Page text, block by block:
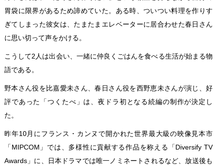
胃袋に限界があるため諦めていた。ある時、ついつい料理を作りす
ぎてしまった彼女は、たまたまエレベーターに居合わせた春日さん
に思い切って声をかける。
こうして2人は出会い、一緒に仲良くごはんを食べる生活が始まる物
語である。
野本さん役を比嘉愛未さん、春日さん役を西野恵未さんが演じ、好
評であった「つくたべ」は、夜ドラ初となる続編の制作が決定し
た。
昨年10月にフランス・カンヌで開かれた世界最大級の映像見本市
「MIPCOM」では、多様性に貢献する作品を称える「Diversify TV
Awards」に、日本ドラマでは唯一ノミネートされるなど、放送後も